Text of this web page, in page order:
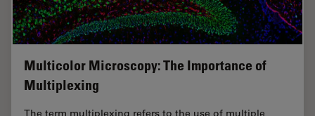
Multicolor Microscopy: The Importance of
Multiplexing
The term multiplexing refers to the use of multiple